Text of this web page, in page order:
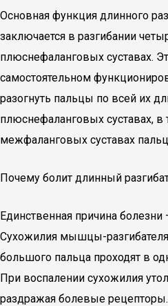
Основная функция длинного
заключается в разгибании
плюснефаланговых суставах.
самостоятельном
разогнуть пальцы по всей их
плюснефаланговых суставах, в
межфаланговых суставах
Почему болит длинный
Единственная причина болезни
Сухожилия мышцы-
большого пальца проходят в
При воспалении сухожилия
раздражая болевые рецепторы.